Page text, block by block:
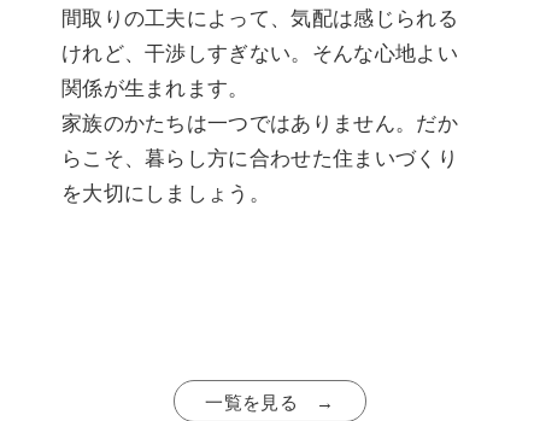
間取りの工夫によって、気配は感じられる
けれど、干渉しすぎない。そんな心地よい
関係が生まれます。
家族のかたちは一つではありません。だか
らこそ、暮らし方に合わせた住まいづくり
を大切にしましょう。
一覧を見る →